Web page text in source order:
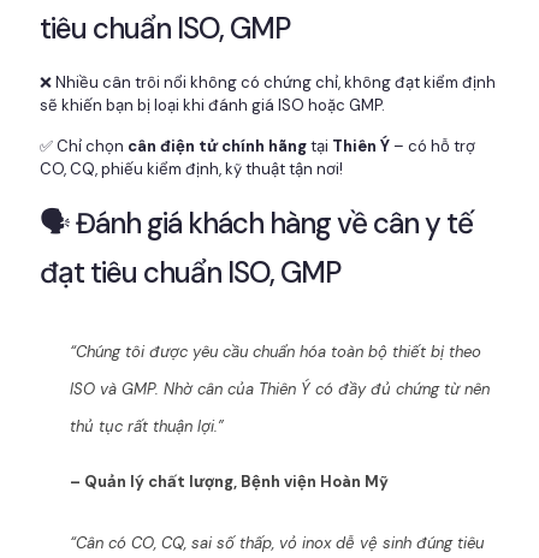
tiêu chuẩn ISO, GMP
❌ Nhiều cân trôi nổi không có chứng chỉ, không đạt kiểm định
sẽ khiến bạn bị loại khi đánh giá ISO hoặc GMP.
✅ Chỉ chọn cân điện tử chính hãngtại Thiên Ý – có hỗ trợ
CO, CQ, phiếu kiểm định, kỹ thuật tận nơi!
🗣️ Đánh giá khách hàng về cân y tế
đạt tiêu chuẩn ISO, GMP
“Chúng tôi được yêu cầu chuẩn hóa toàn bộ thiết bị theo
ISO và GMP. Nhờ cân của Thiên Ý có đầy đủ chứng từ nên
thủ tục rất thuận lợi.”
– Quản lý chất lượng, Bệnh viện Hoàn Mỹ
“Cân có CO, CQ, sai số thấp, vỏ inox dễ vệ sinh đúng tiêu